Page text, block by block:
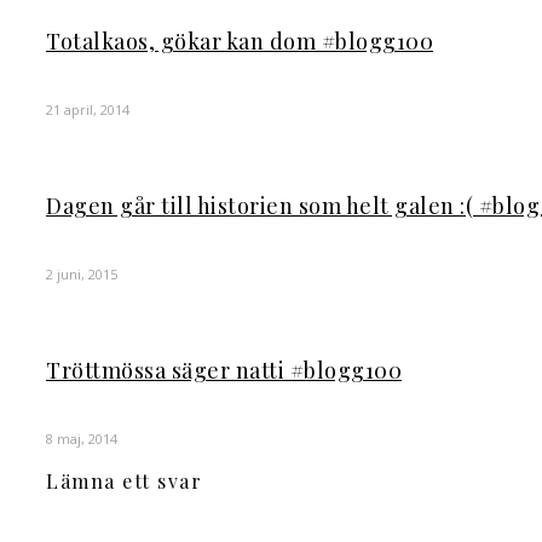
Totalkaos, gökar kan dom #blogg100
21 april, 2014
Dagen går till historien som helt galen :(
2 juni, 2015
Tröttmössa säger natti #blogg100
8 maj, 2014
Lämna ett svar